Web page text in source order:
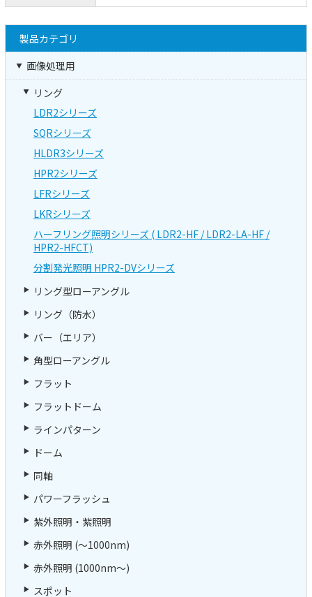
製品カテゴリ
画像処理用
リング
LDR2シリーズ
SQRシリーズ
HLDR3シリーズ
HPR2シリーズ
LFRシリーズ
LKRシリーズ
ハーフリング照明シリーズ ( LDR2-HF / LDR2-LA-HF /
HPR2-HFCT)
分割発光照明 HPR2-DVシリーズ
リング型ローアングル
リング（防水）
バー（エリア）
角型ローアングル
フラット
フラットドーム
ラインパターン
ドーム
同軸
パワーフラッシュ
紫外照明・紫照明
赤外照明 (～1000nm)
赤外照明 (1000nm～)
スポット